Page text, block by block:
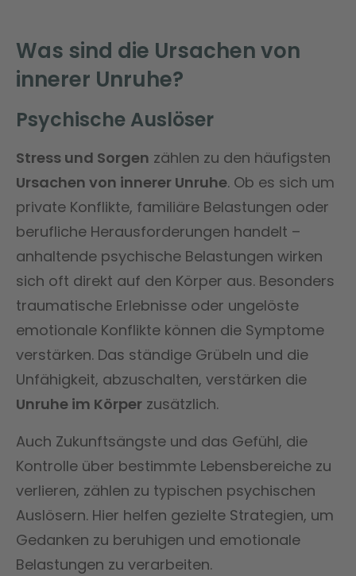
Was sind die Ursachen von
innerer Unruhe?
Psychische Auslöser
Stress und Sorgen zählen zu den häufigsten
Ursachen von innerer Unruhe. Ob es sich um
private Konflikte, familiäre Belastungen oder
berufliche Herausforderungen handelt –
anhaltende psychische Belastungen wirken
sich oft direkt auf den Körper aus. Besonders
traumatische Erlebnisse oder ungelöste
emotionale Konflikte können die Symptome
verstärken. Das ständige Grübeln und die
Unfähigkeit, abzuschalten, verstärken die
Unruhe im Körper zusätzlich.
Auch Zukunftsängste und das Gefühl, die
Kontrolle über bestimmte Lebensbereiche zu
verlieren, zählen zu typischen psychischen
Auslösern. Hier helfen gezielte Strategien, um
Gedanken zu beruhigen und emotionale
Belastungen zu verarbeiten.